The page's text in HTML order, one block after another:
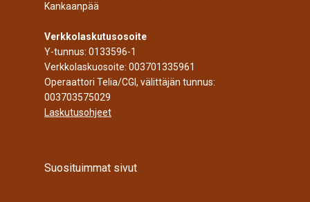
Kankaanpää
Verkkolaskutusosoite
Y-tunnus: 0133596-1
Verkkolaskuosoite: 003701335961
Operaattori Telia/CGI, välittäjän tunnus:
003703575029
Laskutusohjeet
Suosituimmat sivut